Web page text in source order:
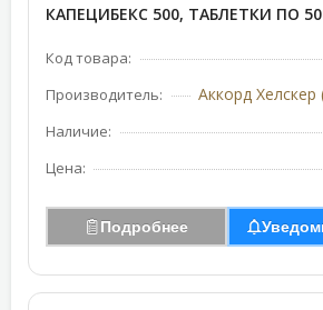
КАПЕЦИБЕКС 500, ТАБЛЕТКИ ПО
Код товара:
Производитель: Аккорд Хелскер
Наличие:
Цена:
Подробнее